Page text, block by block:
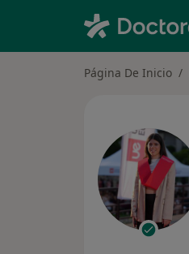
Página De Inicio